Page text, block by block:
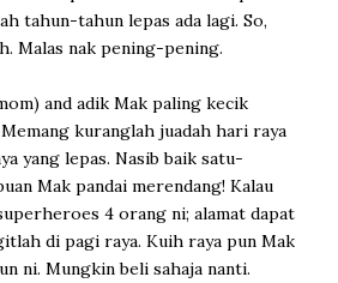
tahun-tahun lepas ada lagi. So,
Malas nak pening-pening.
and adik Mak paling kecik
kuranglah juadah hari raya
yang lepas. Nasib baik satu-
Mak pandai merendang! Kalau
4 orang ni; alamat dapat
di pagi raya. Kuih raya pun Mak
ni. Mungkin beli sahaja nanti.